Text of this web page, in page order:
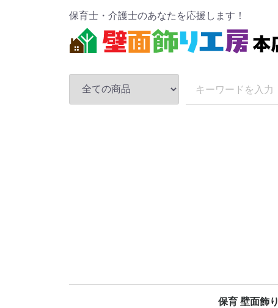
保育士・介護士のあなたを応援します！
保育 壁面飾り